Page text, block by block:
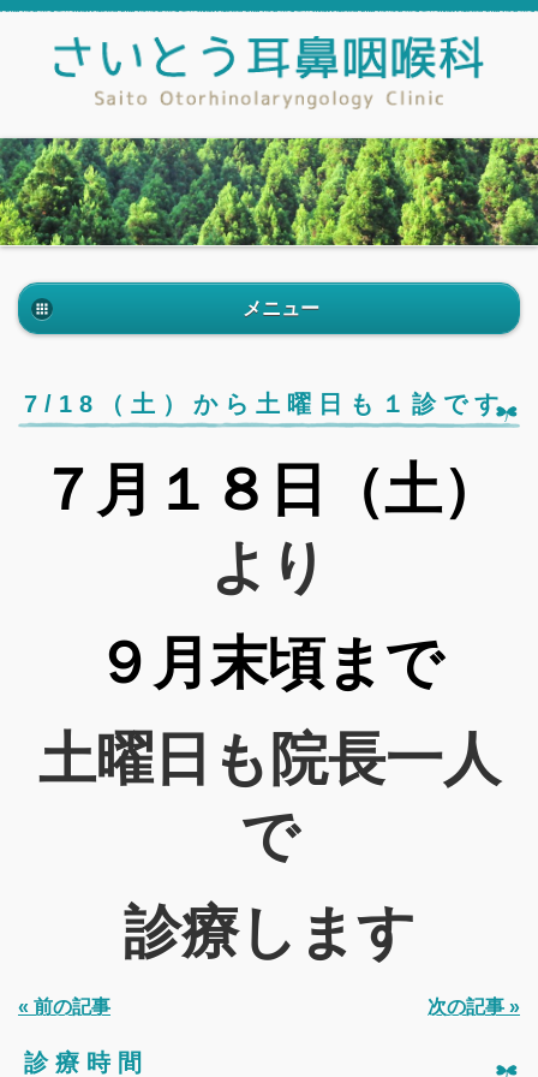
メニュー
7/18（土）から土曜日も１診です
７月１８日（土）
より
９月末頃まで
土曜日も院長一人
で
診療します
« 前の記事 次の記事 »
診療時間